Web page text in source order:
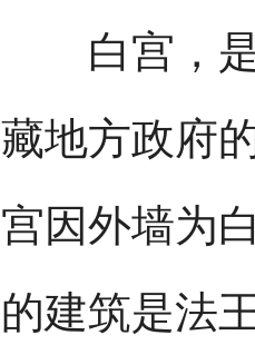
白宫，是
藏地方政府
宫因外墙为
的建筑是法